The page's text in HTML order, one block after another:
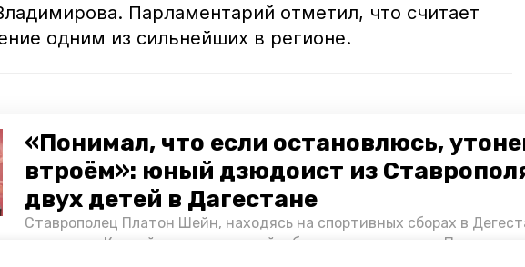
«Понимал, что если остановлюсь,
втроём»: юный дзюдоист из
двух детей в Дагестане
Ставрополец Платон Шейн, находясь на спортивных сборах в
тонущих в Каспийском море детей и бросился на помощь. По
Парламентарий отметил, что считает
одним из сильнейших в регионе.
«Движение Первых» станет важной стартовой площадкой
Ставрополья развивает край как лидера в работе с молодёжью